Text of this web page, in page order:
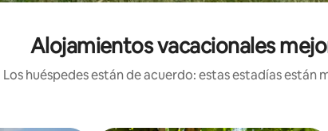
Alojamientos vacacionales
Los huéspedes están de acuerdo: estas estadías